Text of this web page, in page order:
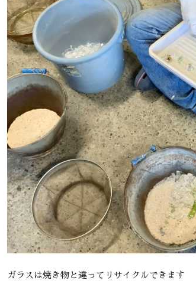
ガラスは焼き物と違ってリサイクルできます